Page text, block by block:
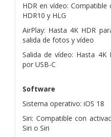
HDR en vídeo: Compatible
HDR10 y HLG
AirPlay: Hasta 4K HDR
salida de fotos y vídeo
Salida de vídeo: Hasta 4K
por USB-C
Software
Sistema operativo: iOS 18
Siri: Compatible con
Siri o Siri